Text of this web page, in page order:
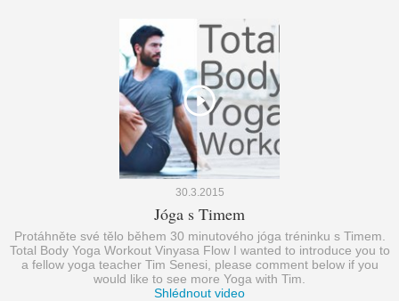
30.3.2015
Jóga s Timem
Protáhněte své tělo během 30 minutového jóga tréninku s Timem.
Total Body Yoga Workout Vinyasa Flow I wanted to introduce you to
a fellow yoga teacher Tim Senesi, please comment below if you
would like to see more Yoga with Tim.
Shlédnout video